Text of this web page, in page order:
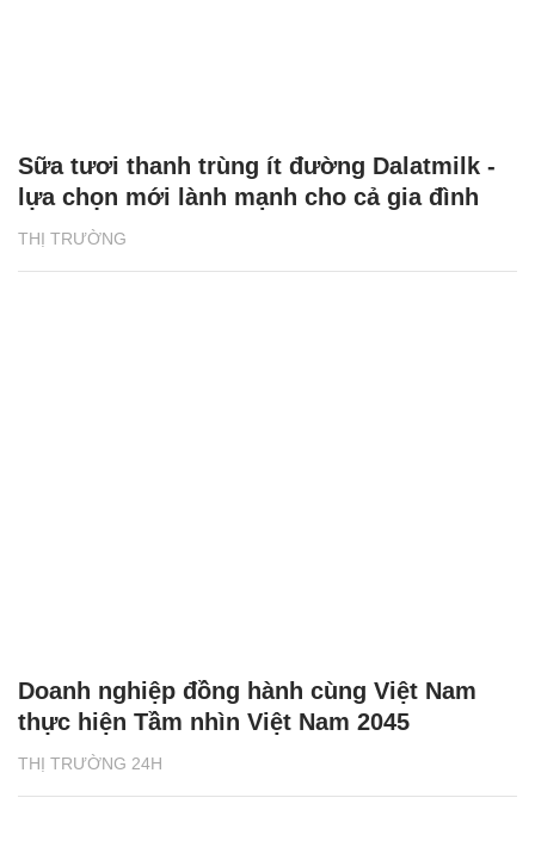
THỊ TRƯỜNG
Sữa tươi thanh trùng ít đường Dalatmilk -
lựa chọn mới lành mạnh cho cả gia đình
THỊ TRƯỜNG 24H
Doanh nghiệp đồng hành cùng Việt Nam
thực hiện Tầm nhìn Việt Nam 2045